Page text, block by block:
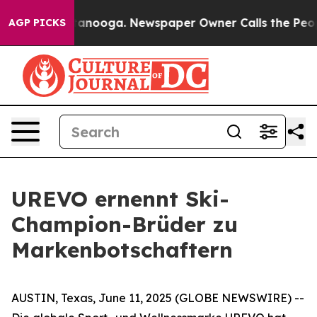
AGP PICKS
Chattanooga. Newspaper Owner Calls the People
UREVO ernennt Ski-
Champion-Brüder zu
Markenbotschaftern
AUSTIN, Texas, June 11, 2025 (GLOBE NEWSWIRE) --